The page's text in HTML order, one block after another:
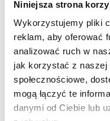
Niniejsza strona
Wykorzystujemy pliki
reklam, aby oferować
analizować ruch w
jak korzystać z naszej
społecznościowe,
mogą łączyć te
danymi od Ciebie lub
- Linia- linia ≤ 1 ns
- Linia-PG ≤ 100 ns
Poznajsygnałowe
ochrony2 par linii